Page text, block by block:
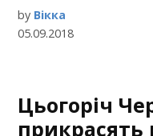
by Вікка
05.09.2018
Цьогоріч
прикрасять